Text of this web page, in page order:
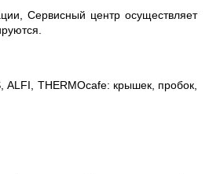
Сервисный центр осуществляет
,ALFI, THERMOcafe: крышек, пробок,